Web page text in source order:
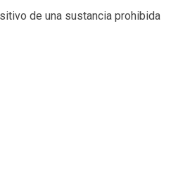
de una sustancia prohibida